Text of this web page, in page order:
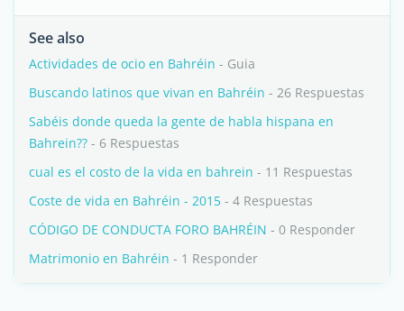
See also
Actividades de ocio en Bahréin - Guia
Buscando latinos que vivan en Bahréin - 26 Respuestas
Sabéis donde queda la gente de habla hispana en
Bahrein?? - 6 Respuestas
cual es el costo de la vida en bahrein - 11 Respuestas
Coste de vida en Bahréin - 2015 - 4 Respuestas
CÓDIGO DE CONDUCTA FORO BAHRÉIN - 0 Responder
Matrimonio en Bahréin - 1 Responder